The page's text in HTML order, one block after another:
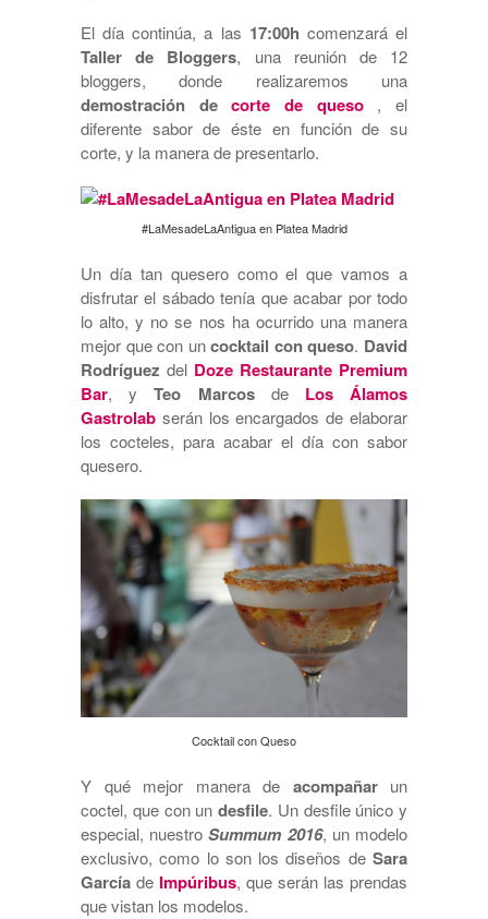
El día continúa, a las 17:00h comenzará el
Taller de Bloggers, una reunión de 12
bloggers, donde realizaremos una
demostración decorte de queso, el
diferente sabor de éste en función de su
corte, y la manera de presentarlo.
#LaMesadeLaAntigua en Platea Madrid
Un día tan quesero como el que vamos a
disfrutar el sábado tenía que acabar por todo
lo alto, y no se nos ha ocurrido una manera
mejor que con uncocktail con queso. David
Rodríguez del Doze Restaurante Premium
Bar, yTeo Marcosde Los Álamos
Gastrolab serán los encargados de elaborar
los cocteles, para acabar el día con sabor
quesero.
Cocktail con Queso
Y qué mejor manera de acompañarun
coctel, que con un desfile. Un desfile único y
especial, nuestroSummum 2016, un modelo
exclusivo, como lo son los diseños de Sara
García de Impúribus, que serán las prendas
que vistan los modelos.